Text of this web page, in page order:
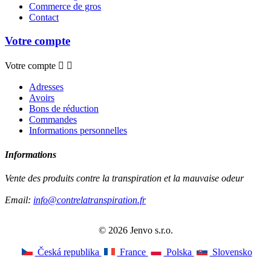
Commerce de gros
Contact
Votre compte
Votre compte  
Adresses
Avoirs
Bons de réduction
Commandes
Informations personnelles
Informations
Vente des produits contre la transpiration et la mauvaise odeur
Email: info@contrelatranspiration.fr
© 2026 Jenvo s.r.o.
Česká republika France Polska Slovensko